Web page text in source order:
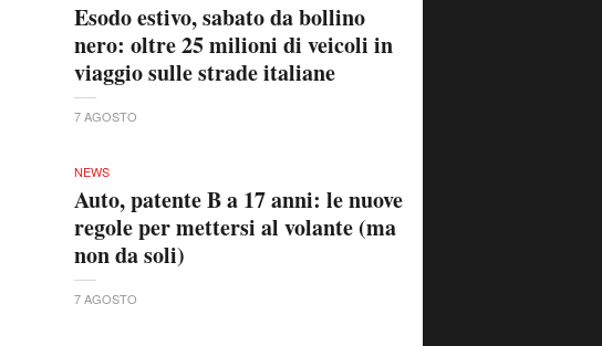
Esodo estivo, sabato da bollino
nero: oltre 25 milioni di veicoli in
viaggio sulle strade italiane
7 AGOSTO
NEWS
Auto, patente B a 17 anni: le nuove
regole per mettersi al volante (ma
non da soli)
7 AGOSTO